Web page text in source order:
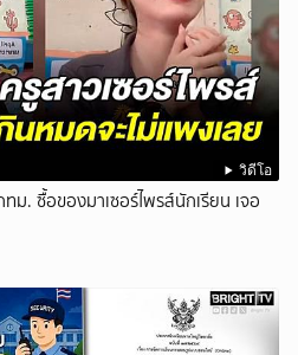
วิดีโอ
. ซื้อของมาเซอร์ไพรส์นักเรียน เจอ